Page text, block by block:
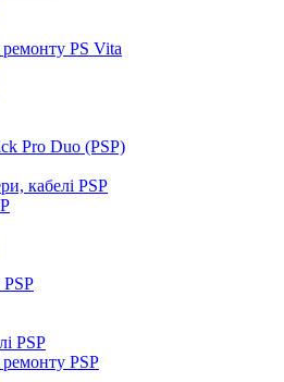
PS Vita
Pro Duo (PSP)
кабелі PSP
PSP
PSP